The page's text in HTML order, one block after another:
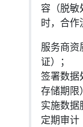
容（脱敏
时，合作
服务商资
证）；
签署数据
存储期限
实施数据
定期审计